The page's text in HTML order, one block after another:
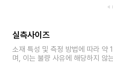
실측사이즈
소재 특성 및 측정 방법에 따라
며, 이는 불량 사유에 해당하지 않